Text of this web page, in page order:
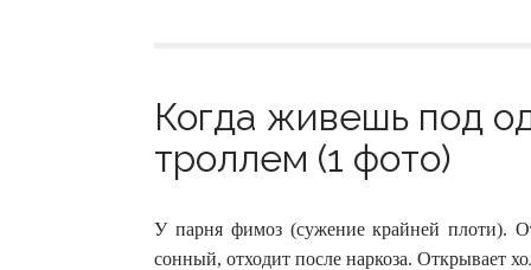
Когда живешь под
троллем (1 фото)
У парня фимоз (сужение крайней плоти).
сонный, отходит после наркоза. Открывает